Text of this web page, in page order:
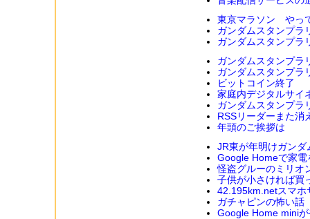
東京マラソン やっ
ガンダムスタンプラ
ガンダムスタンプラ
ガンダムスタンプラ
ガンダムスタンプラ
ビットコイン終了
家庭内デジタルサイ
ガンダムスタンプラ
RSSリーダーまた消
年頭のご挨拶は
JR東が年明けガン
Google Homeで家電
怪盗グルーのミリ
子供が小さければ買
42.195km.netスマホ
ガチャピンの怖い話
Google Home mini